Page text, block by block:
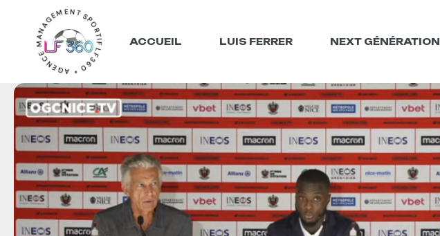
LF360 * AGENCE MANAGEMENT SPORTIF *
ACCUEIL LUIS FERRER NEXT GÉNÉRATION